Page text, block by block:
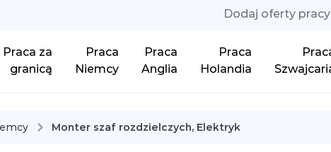
Dodaj oferty pracy
Praca za
granicą
Praca
Niemcy
Praca
Anglia
Praca
Holandia
Monter szaf rozdzielczych, Elektryk